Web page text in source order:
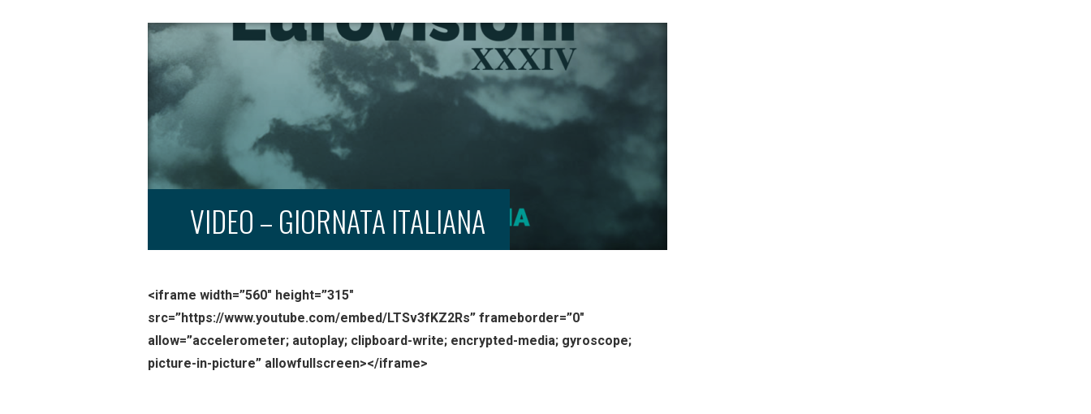
VIDEO – GIORNATA ITALIANA
<iframe width=”560″ height=”315″
src=”https://www.youtube.com/embed/LTSv3fKZ2Rs” frameborder=”0″
allow=”accelerometer; autoplay; clipboard-write; encrypted-media; gyroscope;
picture-in-picture” allowfullscreen></iframe>